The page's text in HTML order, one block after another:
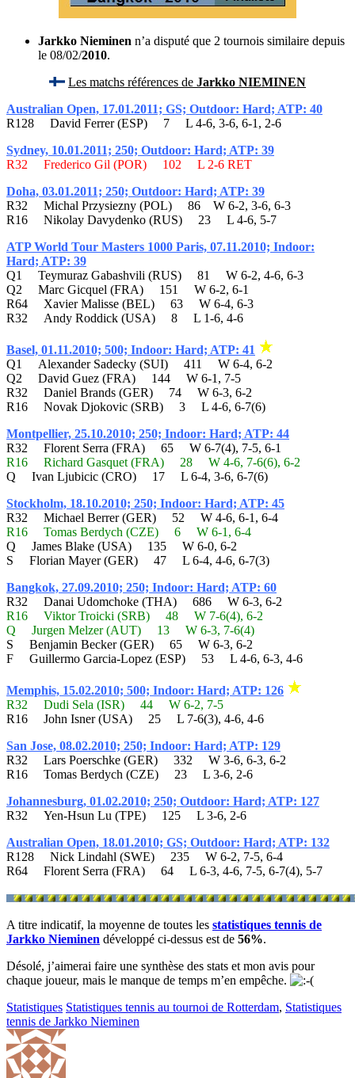
Jarkko Nieminen n’a disputé que 2 tournois similaire depuis
le 08/02/2010.
Les matchs références de Jarkko NIEMINEN
Australian Open, 17.01.2011; GS; Outdoor: Hard; ATP: 40
R128 David Ferrer (ESP) 7 L 4-6, 3-6, 6-1, 2-6
Sydney, 10.01.2011; 250; Outdoor: Hard; ATP: 39
R32 Frederico Gil (POR) 102 L 2-6 RET
Doha, 03.01.2011; 250; Outdoor: Hard; ATP: 39
R32 Michal Przysiezny (POL) 86 W 6-2, 3-6, 6-3
R16 Nikolay Davydenko (RUS) 23 L 4-6, 5-7
ATP World Tour Masters 1000 Paris, 07.11.2010; Indoor:
Hard; ATP: 39
Q1 Teymuraz Gabashvili (RUS) 81 W 6-2, 4-6, 6-3
Q2 Marc Gicquel (FRA) 151 W 6-2, 6-1
R64 Xavier Malisse (BEL) 63 W 6-4, 6-3
R32 Andy Roddick (USA) 8 L 1-6, 4-6
Basel, 01.11.2010; 500; Indoor: Hard; ATP: 41
Q1 Alexander Sadecky (SUI) 411 W 6-4, 6-2
Q2 David Guez (FRA) 144 W 6-1, 7-5
R32 Daniel Brands (GER) 74 W 6-3, 6-2
R16 Novak Djokovic (SRB) 3 L 4-6, 6-7(6)
Montpellier, 25.10.2010; 250; Indoor: Hard; ATP: 44
R32 Florent Serra (FRA) 65 W 6-7(4), 7-5, 6-1
R16 Richard Gasquet (FRA) 28 W 4-6, 7-6(6), 6-2
Q Ivan Ljubicic (CRO) 17 L 6-4, 3-6, 6-7(6)
Stockholm, 18.10.2010; 250; Indoor: Hard; ATP: 45
R32 Michael Berrer (GER) 52 W 4-6, 6-1, 6-4
R16 Tomas Berdych (CZE) 6 W 6-1, 6-4
Q James Blake (USA) 135 W 6-0, 6-2
S Florian Mayer (GER) 47 L 6-4, 4-6, 6-7(3)
Bangkok, 27.09.2010; 250; Indoor: Hard; ATP: 60
R32 Danai Udomchoke (THA) 686 W 6-3, 6-2
R16 Viktor Troicki (SRB) 48 W 7-6(4), 6-2
Q Jurgen Melzer (AUT) 13 W 6-3, 7-6(4)
S Benjamin Becker (GER) 65 W 6-3, 6-2
F Guillermo Garcia-Lopez (ESP) 53 L 4-6, 6-3, 4-6
Memphis, 15.02.2010; 500; Indoor: Hard; ATP: 126
R32 Dudi Sela (ISR) 44 W 6-2, 7-5
R16 John Isner (USA) 25 L 7-6(3), 4-6, 4-6
San Jose, 08.02.2010; 250; Indoor: Hard; ATP: 129
R32 Lars Poerschke (GER) 332 W 3-6, 6-3, 6-2
R16 Tomas Berdych (CZE) 23 L 3-6, 2-6
Johannesburg, 01.02.2010; 250; Outdoor: Hard; ATP: 127
R32 Yen-Hsun Lu (TPE) 125 L 3-6, 2-6
Australian Open, 18.01.2010; GS; Outdoor: Hard; ATP: 132
R128 Nick Lindahl (SWE) 235 W 6-2, 7-5, 6-4
R64 Florent Serra (FRA) 64 L 6-3, 4-6, 7-5, 6-7(4), 5-7
A titre indicatif, la moyenne de toutes les statistiques tennis de
Jarkko Nieminen développé ci-dessus est de 56%.
Désolé, j’aimerai faire une synthèse des stats et mon avis pour
chaque joueur, mais le manque de temps m’en empêche.
Statistiques Statistiques tennis au tournoi de Rotterdam, Statistiques
tennis de Jarkko Nieminen